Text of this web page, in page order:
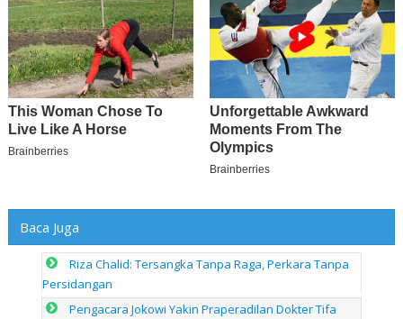
Baca Juga
Riza Chalid: Tersangka Tanpa Raga, Perkara Tanpa
Persidangan
Pengacara Jokowi Yakin Praperadilan Dokter Tifa